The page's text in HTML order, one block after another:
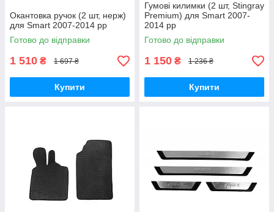
Окантовка ручок (2 шт, нерж)
для Smart 2007-2014 рр
Готово до відправки
1 510 ₴ 1 697 ₴
Купити
Гумові килимки (2 шт, Stingray
Premium) для Smart 2007-
2014 рр
Готово до відправки
1 150 ₴ 1 236 ₴
Купити